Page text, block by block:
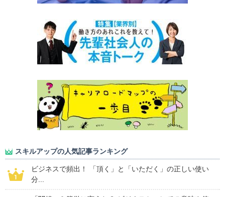
スキルアップの人気記事ランキング
ビジネスで頻出！ 「頂く」と「いただく」の正しい使い
分...